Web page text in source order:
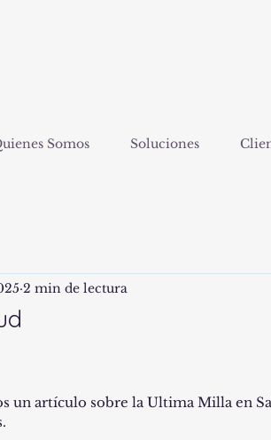
Somos Soluciones
2 min de lectura
un artículo sobre la Ultima Milla en